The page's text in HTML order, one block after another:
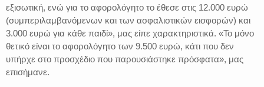
εξισωτική, ενώ για το αφορολόγητο το έθεσε στις 12.000 ευρώ
(συμπεριλαμβανόμενων και των ασφαλιστικών εισφορών) και
3.000 ευρώ για κάθε παιδί», μας είπε χαρακτηριστικά. «Το μόνο
θετικό είναι το αφορολόγητο των 9.500 ευρώ, κάτι που δεν
υπήρχε στο προσχέδιο που παρουσιάστηκε πρόσφατα», μας
επισήμανε.